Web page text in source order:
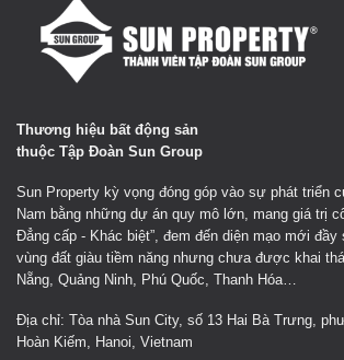
Thương hiệu bất động sản
thuộc Tập Đoàn Sun Group
Sun Property kỳ vọng đóng góp vào sự phát triển
Nam bằng những dự án quy mô lớn, mang giá trị
Đẳng cấp - Khác biệt”, đem đến diện mạo mới
vùng đất giàu tiềm năng nhưng chưa được khai
Nẵng, Quảng Ninh, Phú Quốc, Thanh Hóa…
Địa chỉ: Tòa nhà Sun City, số 13 Hai Bà Trưng,
Hoàn Kiếm, Hanoi, Vietnam